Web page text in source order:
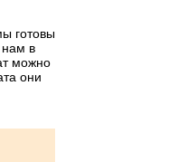
готовы
нам в
можно
они